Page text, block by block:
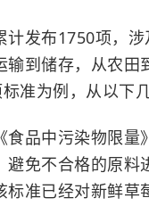
发布1750项，
到储存，从农
准为例，从以下
品中污染物限量
免不合格的原料
标准已经对新鲜